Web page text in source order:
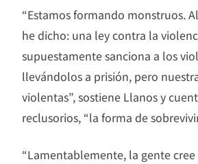
“Estamos formando monstruos.
he dicho: una ley contra la
supuestamente sanciona a los
llevándolos a prisión, pero
violentas”, sostiene Llanos y
reclusorios, “la forma de
“Lamentablemente, la gente